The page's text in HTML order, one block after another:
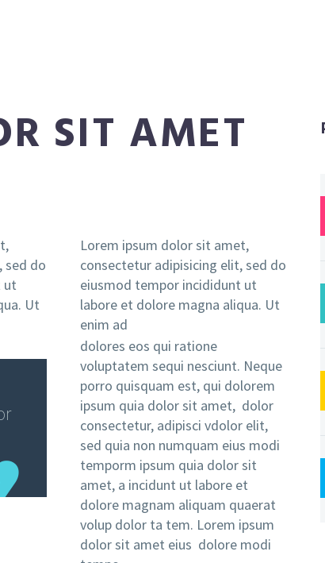
SIT AMET
sed do
ut
Ut
Lorem ipsum dolor sit amet,
consectetur adipisicing elit, sed do
eiusmod tempor incididunt ut
labore et dolore magna aliqua. Ut
enim ad
dolores eos qui ratione
voluptatem sequi nesciunt. Neque
porro quisquam est, qui dolorem
ipsum quia dolor sit amet, dolor
consectetur, adipisci vdolor elit,
sed quia non numquam eius modi
temporm ipsum quia dolor sit
amet, a incidunt ut labore et
dolore magnam aliquam quaerat
volup dolor ta tem. Lorem ipsum
dolor sit amet eius dolore modi